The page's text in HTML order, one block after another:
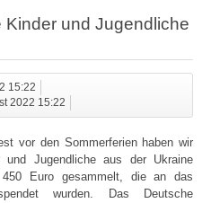
und Jugendliche
15:22
2022 15:22
vor den Sommerferien haben wir
und Jugendliche aus der Ukraine
Euro gesammelt, die an das
wurden. Das Deutsche